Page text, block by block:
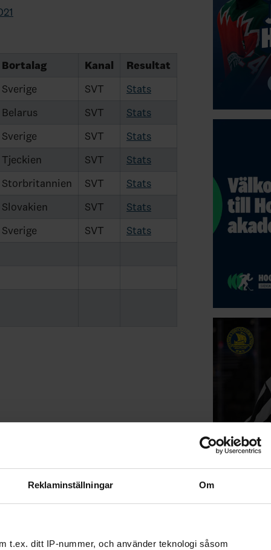
Reklaminställningar Om
t.ex. ditt IP-nummer, och använder teknologi såsom
Bortalag Kanal
Resultat
Sverige SVT
Stats
Belarus SVT
Stats
Sverige SVT
Stats
Tjeckien SVT
Stats
Storbritannien SVT
Stats
Slovakien SVT
Stats
Sverige SVT
Stats